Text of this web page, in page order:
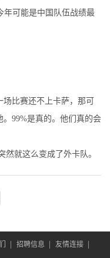
年可能是中国队伍战绩最
赛还不上卡萨，那可
99%是真的。他们真的会
就这么变成了外卡队。
招聘信息 友情连接